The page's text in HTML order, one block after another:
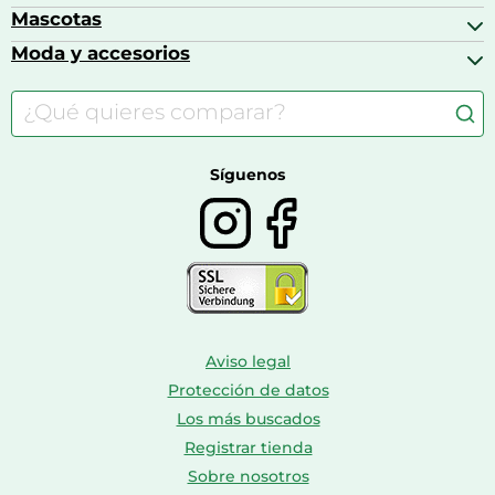
Auriculares
Cafeteras de cápsulas
Alimentación y lactancia
Calzado infantil
Carritos de bebé
Accesorios gaming
Barbies
Consolas
Mascotas
Accesorios para caballos
Comida para perros
Farmacia veterinaria
Moda y accesorios
Accesorios de moda
Bolsos y maletas
Botas mujer
Síguenos
Aviso legal
Protección de datos
Los más buscados
Registrar tienda
Sobre nosotros